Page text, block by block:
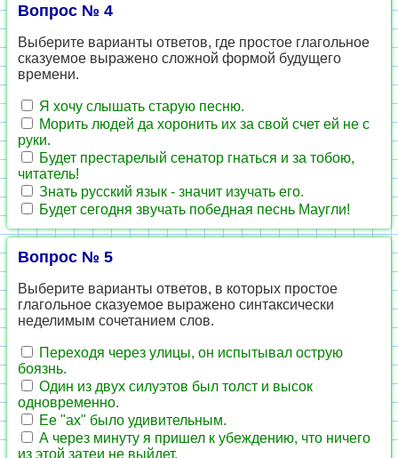
Вопрос № 4
Выберите варианты ответов, где простое глагольное
сказуемое выражено сложной формой будущего
времени.
Я хочу слышать старую песню.
Морить людей да хоронить их за свой счет ей не с
руки.
Будет престарелый сенатор гнаться и за тобою,
читатель!
Знать русский язык - значит изучать его.
Будет сегодня звучать победная песнь Маугли!
Вопрос № 5
Выберите варианты ответов, в которых простое
глагольное сказуемое выражено синтаксически
неделимым сочетанием слов.
Переходя через улицы, он испытывал острую
боязнь.
Один из двух силуэтов был толст и высок
одновременно.
Ее "ах" было удивительным.
А через минуту я пришел к убеждению, что ничего
из этой затеи не выйдет.